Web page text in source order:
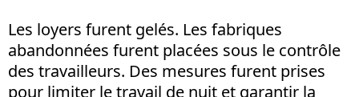
Les loyers furent gelés. Les fabriques
abandonnées furent placées sous le contrôle
des travailleurs. Des mesures furent prises
pour limiter le travail de nuit et garantir la